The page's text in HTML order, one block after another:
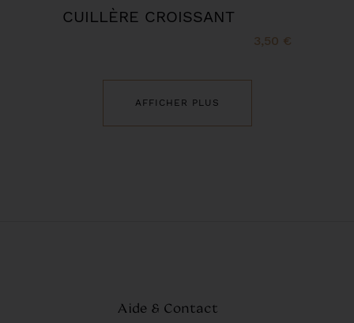
CUILLÈRE CROISSANT
3,50 €
AFFICHER PLUS
Aide & Contact